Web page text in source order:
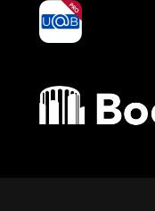
yoU@B
Bocconi shop